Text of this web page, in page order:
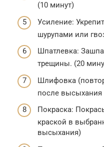
(10 минут)
Усиление:
шурупами или
Шпатлевка:
трещины. (20
Шлифовка
после высыхания
Покраска:
краской в
высыхания)